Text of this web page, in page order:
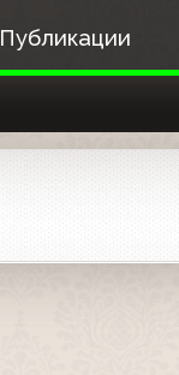
Публикации